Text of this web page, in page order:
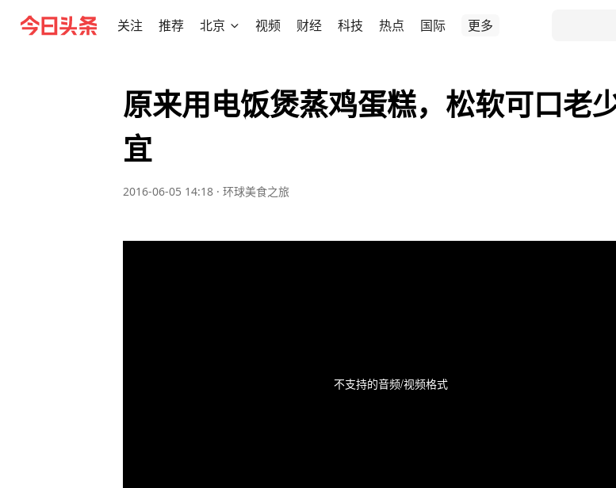
关注 推荐 北京 视频 财经 科技 热点 国际 更多
原来用电饭煲蒸鸡蛋糕，松软可口老
宜
2016-06-05 14:18 · 环球美食之旅
不支持的音频/视频格式